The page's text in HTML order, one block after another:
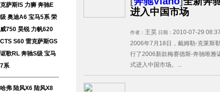
克萨斯IS 力狮 奔驰E
级 奥迪A6 宝马5系 荣
威750 昊锐 力帆620
CTS S60 雷克萨斯GS
讴歌RL 奔驰S级 宝马
7系
哈弗 陆风X6 陆风X8
进入中国市场
作者： 王昊 日期： 2010-07-29
2006年7月18日，戴姆勒-克莱斯
行了2006新款梅赛德斯-奔驰唯雅
式进入中国市场。...